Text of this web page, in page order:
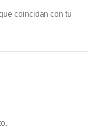
coincidan con tu